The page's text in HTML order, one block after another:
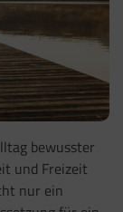
bewusster
und Freizeit
nur ein